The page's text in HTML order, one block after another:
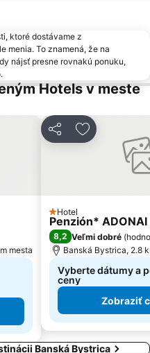
Lesná
Stredisko Šachtičky
ktoré dostávame z
menia. To znamená, že na
nájsť presne rovnakú ponuku,
Hotels v meste
mesta
ZdieľaťPridať do
1 Počet hviezdičiek
Hotel
Penzión* ADONAI
8,2 Veľmi dobré (
Banská Bystrica, 2.8
Vyberte dátumy a
ceny
Zobraziť
Banská Bystrica